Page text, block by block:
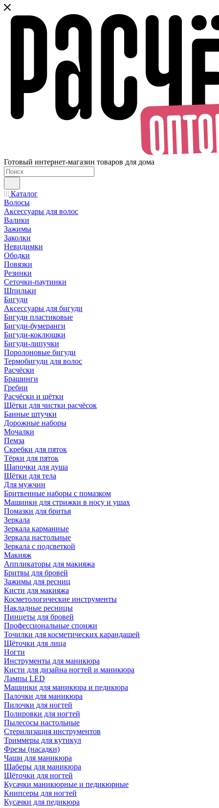
Готовый интернет-магазин товаров для дома
Каталог
Волосы
Аксессуары для волос
Валики
Зажимы
Заколки
Невидимки
Ободки
Повязки
Резинки
Сеточки-паутинки
Шпильки
Бигуди
Аксессуары для бигуди
Бигуди пластиковые
Бигуди-бумеранги
Бигуди-коклюшки
Бигуди-липучки
Поролоновые бигуди
Термобигуди для волос
Расчёски
Брашинги
Гребни
Расчёски и щётки
Щётки для чистки расчёсок
Банные штучки
Дорожные наборы
Мочалки
Пемза
Скребки для пяток
Тёрки для пяток
Шапочки для душа
Щётки для тела
Для мужчин
Бритвенные наборы с помазком
Машинки для стрижки в носу и ушах
Помазки для бритья
Зеркала
Зеркала карманные
Зеркала настольные
Зеркала с подсветкой
Макияж
Аппликаторы для макияжа
Бритвы для бровей
Зажимы для ресниц
Кисти для макияжа
Косметологические инструменты
Накладные ресницы
Пинцеты для бровей
Профессиональные спонжи
Точилки для косметических карандашей
Щёточки для лица
Ногти
Инструменты для маникюра
Кисти для дизайна ногтей и маникюра
Лампы LED
Машинки для маникюра и педикюра
Палочки для маникюра
Пилочки для ногтей
Полировки для ногтей
Пылесосы настольные
Стерилизация инструментов
Триммеры для кутикул
Фрезы (насадки)
Чаши для маникюра
Шаберы для маникюра
Щёточки для ногтей
Кусачки маникюрные и педикюрные
Книпсеры для ногтей
Кусачки для педикюра